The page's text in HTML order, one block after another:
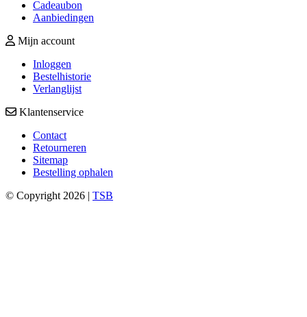
Cadeaubon
Aanbiedingen
Mijn account
Inloggen
Bestelhistorie
Verlanglijst
Klantenservice
Contact
Retourneren
Sitemap
Bestelling ophalen
© Copyright 2026 | TSB